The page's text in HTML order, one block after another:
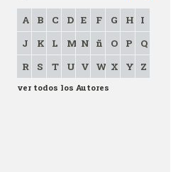
A B C D E F G H
I
J
K L M N ñ O P
Q
R
S T U V W X Y Z
ver todos los Autores